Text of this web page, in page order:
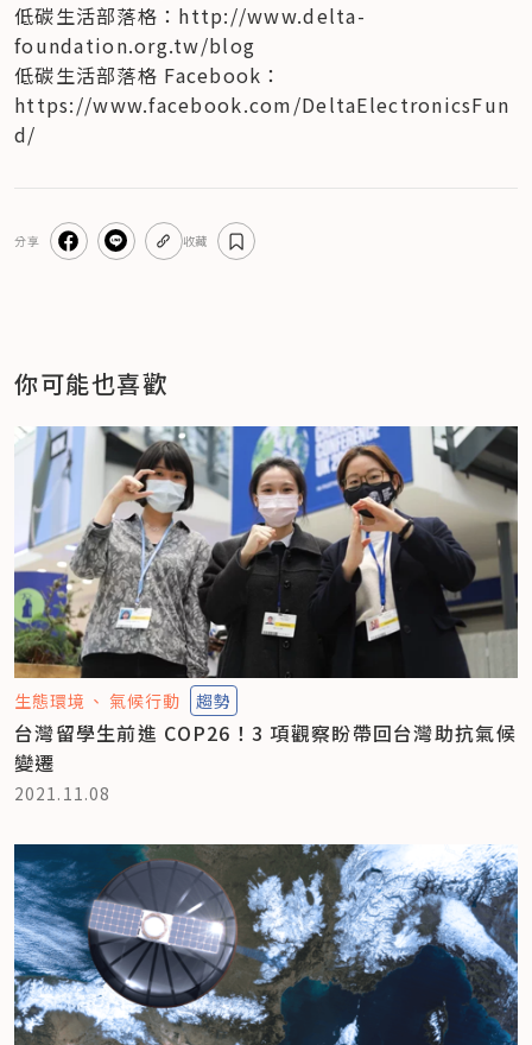
低碳生活部落格：http://www.delta-
foundation.org.tw/blog
低碳生活部落格 Facebook：
https://www.facebook.com/DeltaElectronicsFun
d/
分享 收藏
你可能也喜歡
生態環境 氣候行動 趨勢
台灣留學生前進 COP26！3 項觀察盼帶回台灣助抗氣候
變遷
2021.11.08